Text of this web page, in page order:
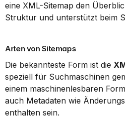
eine XML-Sitemap den
Struktur und unterstützt beim
Arten von Sitemaps
Die bekannteste Form ist die
speziell für Suchmaschinen
einem maschinenlesbaren
auch Metadaten wie
enthalten sein.